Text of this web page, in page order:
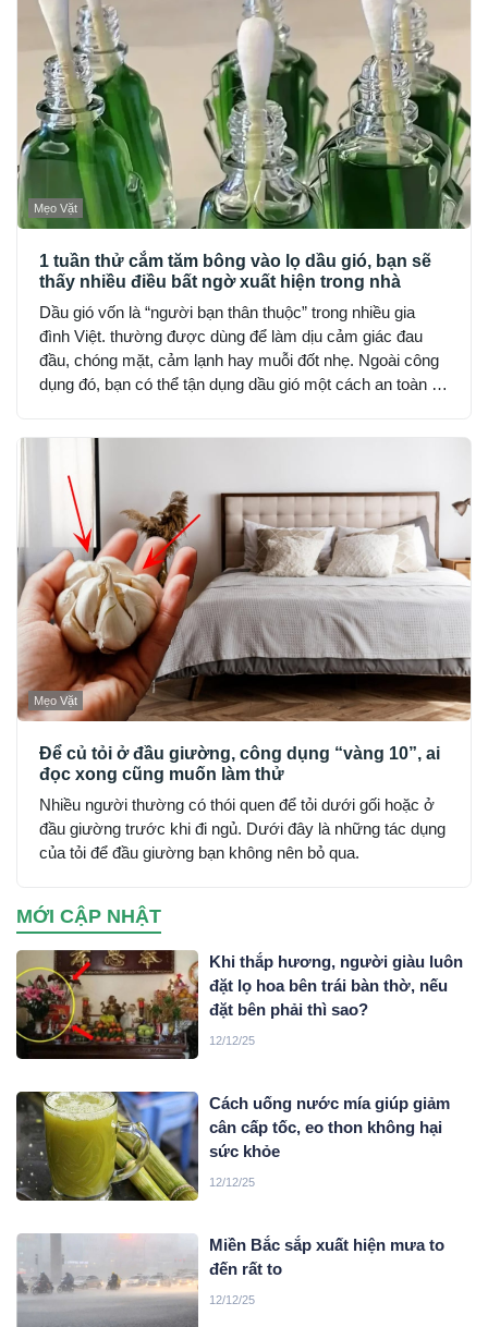
Mẹo Vặt
1 tuần thử cắm tăm bông vào lọ dầu gió, bạn sẽ
thấy nhiều điều bất ngờ xuất hiện trong nhà
Dầu gió vốn là “người bạn thân thuộc” trong nhiều gia
đình Việt. thường được dùng để làm dịu cảm giác đau
đầu, chóng mặt, cảm lạnh hay muỗi đốt nhẹ. Ngoài công
dụng đó, bạn có thể tận dụng dầu gió một cách an toàn và
hoàn toàn.
Mẹo Vặt
Để củ tỏi ở đầu giường, công dụng “vàng 10”, ai
đọc xong cũng muốn làm thử
Nhiều người thường có thói quen để tỏi dưới gối hoặc ở
đầu giường trước khi đi ngủ. Dưới đây là những tác dụng
của tỏi để đầu giường bạn không nên bỏ qua.
MỚI CẬP NHẬT
Khi thắp hương, người giàu luôn
đặt lọ hoa bên trái bàn thờ, nếu
đặt bên phải thì sao?
12/12/25
Cách uống nước mía giúp giảm
cân cấp tốc, eo thon không hại
sức khỏe
12/12/25
Miền Bắc sắp xuất hiện mưa to
đến rất to
12/12/25